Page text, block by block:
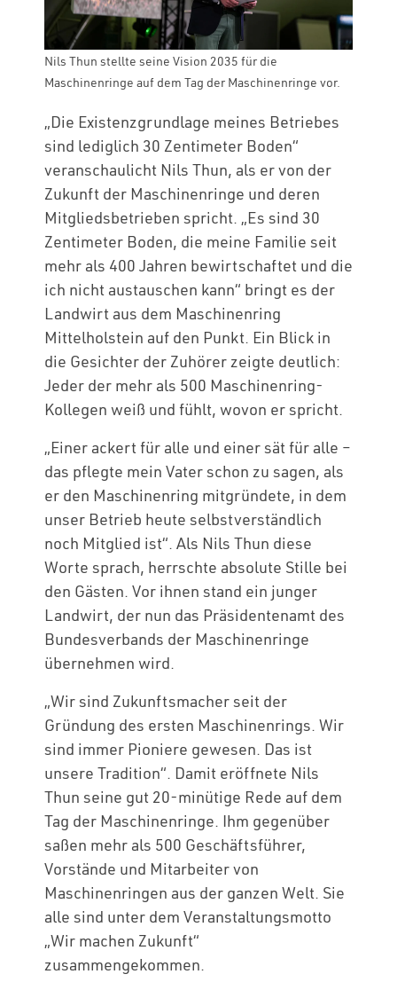
Nils Thun stellte seine Vision 2035 für die
Maschinenringe auf dem Tag der Maschinenringe vor.
„Die Existenzgrundlage meines Betriebes
sind lediglich 30 Zentimeter Boden“
veranschaulicht Nils Thun, als er von der
Zukunft der Maschinenringe und deren
Mitgliedsbetrieben spricht. „Es sind 30
Zentimeter Boden, die meine Familie seit
mehr als 400 Jahren bewirtschaftet und die
ich nicht austauschen kann“ bringt es der
Landwirt aus dem Maschinenring
Mittelholstein auf den Punkt. Ein Blick in
die Gesichter der Zuhörer zeigte deutlich:
Jeder der mehr als 500 Maschinenring-
Kollegen weiß und fühlt, wovon er spricht.
„Einer ackert für alle und einer sät für alle –
das pflegte mein Vater schon zu sagen, als
er den Maschinenring mitgründete, in dem
unser Betrieb heute selbstverständlich
noch Mitglied ist“. Als Nils Thun diese
Worte sprach, herrschte absolute Stille bei
den Gästen. Vor ihnen stand ein junger
Landwirt, der nun das Präsidentenamt des
Bundesverbands der Maschinenringe
übernehmen wird.
„Wir sind Zukunftsmacher seit der
Gründung des ersten Maschinenrings. Wir
sind immer Pioniere gewesen. Das ist
unsere Tradition“. Damit eröffnete Nils
Thun seine gut 20-minütige Rede auf dem
Tag der Maschinenringe. Ihm gegenüber
saßen mehr als 500 Geschäftsführer,
Vorstände und Mitarbeiter von
Maschinenringen aus der ganzen Welt. Sie
alle sind unter dem Veranstaltungsmotto
„Wir machen Zukunft“
zusammengekommen.